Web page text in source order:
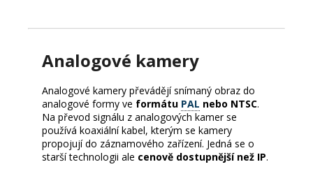
Analogové kamery
Analogové kamery převádějí snímaný obraz do
analogové formy ve formátu PAL nebo NTSC.
Na převod signálu z analogových kamer se
používá koaxiální kabel, kterým se kamery
propojují do záznamového zařízení. Jedná se o
starší technologii ale cenově dostupnější než IP.